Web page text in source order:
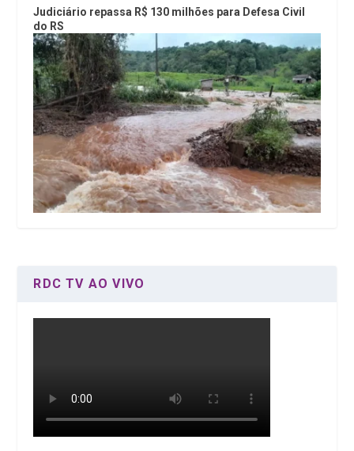
Judiciário repassa R$ 130 milhões para Defesa Civil
do RS
RDC TV AO VIVO